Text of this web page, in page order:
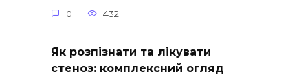
0 432
Як розпізнати та лікувати
стеноз: комплексний огляд